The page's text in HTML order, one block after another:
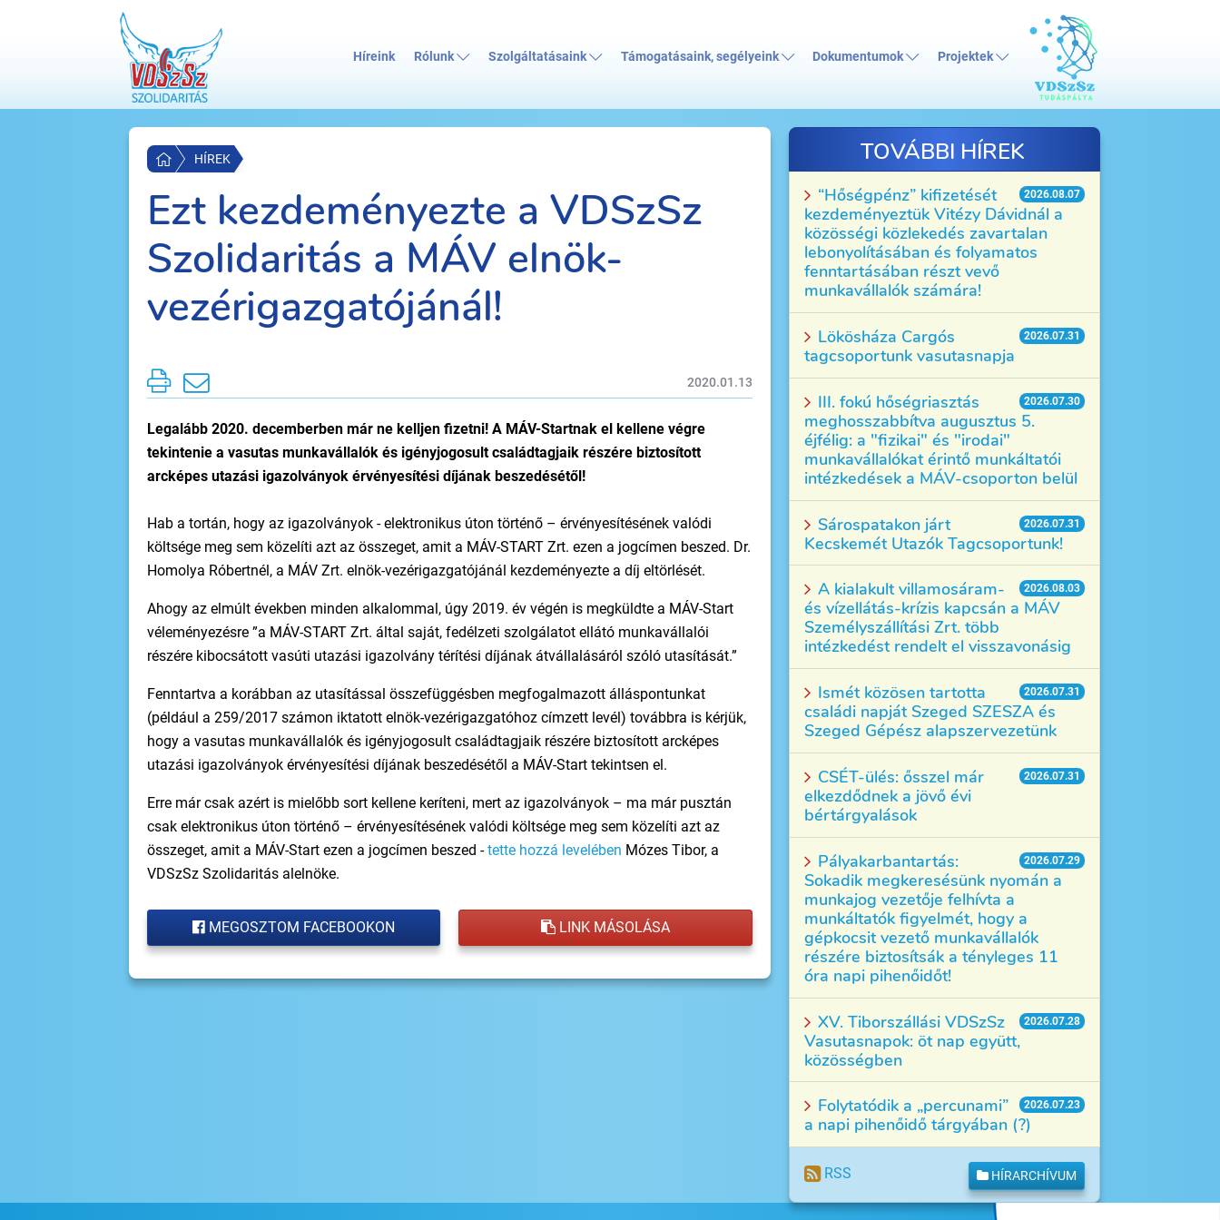
Híreink Rólunk Szolgáltatásaink Támogatásaink, segélyeink Dokumentumok Projektek
HÍREK
Ezt kezdeményezte a VDSzSz
Szolidaritás a MÁV elnök-
vezérigazgatójánál!
2020.01.13
Legalább 2020. decemberben már ne kelljen fizetni! A MÁV-Startnak el kellene végre
tekintenie a vasutas munkavállalók és igényjogosult családtagjaik részére biztosított
arcképes utazási igazolványok érvényesítési díjának beszedésétől!
Hab a tortán, hogy az igazolványok - elektronikus úton történő – érvényesítésének valódi
költsége meg sem közelíti azt az összeget, amit a MÁV-START Zrt. ezen a jogcímen beszed. Dr.
Homolya Róbertnél, a MÁV Zrt. elnök-vezérigazgatójánál kezdeményezte a díj eltörlését.
Ahogy az elmúlt években minden alkalommal, úgy 2019. év végén is megküldte a MÁV-Start
véleményezésre ”a MÁV-START Zrt. által saját, fedélzeti szolgálatot ellátó munkavállalói
részére kibocsátott vasúti utazási igazolvány térítési díjának átvállalásáról szóló utasítását.”
Fenntartva a korábban az utasítással összefüggésben megfogalmazott álláspontunkat
(például a 259/2017 számon iktatott elnök-vezérigazgatóhoz címzett levél) továbbra is kérjük,
hogy a vasutas munkavállalók és igényjogosult családtagjaik részére biztosított arcképes
utazási igazolványok érvényesítési díjának beszedésétől a MÁV-Start tekintsen el.
Erre már csak azért is mielőbb sort kellene keríteni, mert az igazolványok – ma már pusztán
csak elektronikus úton történő – érvényesítésének valódi költsége meg sem közelíti azt az
összeget, amit a MÁV-Start ezen a jogcímen beszed -tette hozzá levelében Mózes Tibor, a
VDSzSz Szolidaritás alelnöke.
MEGOSZTOM FACEBOOKON LINK MÁSOLÁSA
TOVÁBBI HÍREK
2026.08.07
“Hőségpénz” kifizetését
kezdeményeztük Vitézy Dávidnál a
közösségi közlekedés zavartalan
lebonyolításában és folyamatos
fenntartásában részt vevő
munkavállalók számára!
2026.07.31
Lökösháza Cargós
tagcsoportunk vasutasnapja
2026.07.30
III. fokú hőségriasztás
meghosszabbítva augusztus 5.
éjfélig: a "fizikai" és "irodai"
munkavállalókat érintő munkáltatói
intézkedések a MÁV-csoporton belül
2026.07.31
Sárospatakon járt
Kecskemét Utazók Tagcsoportunk!
2026.08.03
A kialakult villamosáram-
és vízellátás-krízis kapcsán a MÁV
Személyszállítási Zrt. több
intézkedést rendelt el visszavonásig
2026.07.31
Ismét közösen tartotta
családi napját Szeged SZESZA és
Szeged Gépész alapszervezetünk
2026.07.31
CSÉT-ülés: ősszel már
elkezdődnek a jövő évi
bértárgyalások
2026.07.29
Pályakarbantartás:
Sokadik megkeresésünk nyomán a
munkajog vezetője felhívta a
munkáltatók figyelmét, hogy a
gépkocsit vezető munkavállalók
részére biztosítsák a tényleges 11
óra napi pihenőidőt!
2026.07.28
XV. Tiborszállási VDSzSz
Vasutasnapok: öt nap együtt,
közösségben
2026.07.23
Folytatódik a „percunami”
a napi pihenőidő tárgyában (?)
RSS HÍRARCHÍVUM